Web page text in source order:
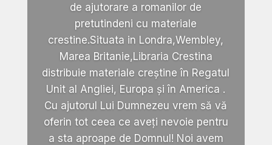
de ajutorare a romanilor de
pretutindeni cu materiale
crestine.Situata in Londra,Wembley,
Marea Britanie,Libraria Crestina
distribuie materiale creștine în Regatul
Unit al Angliei, Europa și în America .
Cu ajutorul Lui Dumnezeu vrem să vă
oferin tot ceea ce aveți nevoie pentru
a sta aproape de Domnul! Noi avem